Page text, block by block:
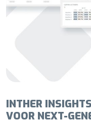
INTHER
VOOR NEXT-